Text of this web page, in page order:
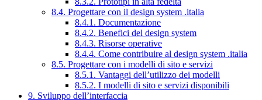
8.4. Progettare con il design system .italia
8.4.1. Documentazione
8.4.2. Benefici del design system
8.4.3. Risorse operative
8.4.4. Come contribuire al design system .italia
8.5. Progettare con i modelli di sito e servizi
8.5.1. Vantaggi dell’utilizzo dei modelli
8.5.2. I modelli di sito e servizi disponibili
9. Sviluppo dell’interfaccia